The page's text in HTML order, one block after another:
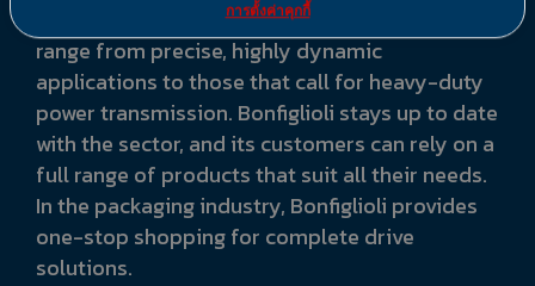
The packaging industry’s broad requirements
range from precise, highly dynamic
applications to those that call for heavy-duty
power transmission. Bonfiglioli stays up to date
with the sector, and its customers can rely on a
full range of products that suit all their needs.
In the packaging industry, Bonfiglioli provides
one-stop shopping for complete drive
solutions.
การตั้งค่าคุกกี้